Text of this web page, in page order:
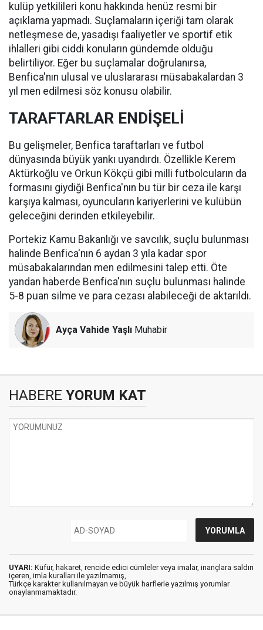
kulüp yetkilileri konu hakkında henüz resmi bir
açıklama yapmadı. Suçlamaların içeriği tam olarak
netleşmese de, yasadışı faaliyetler ve sportif etik
ihlalleri gibi ciddi konuların gündemde olduğu
belirtiliyor. Eğer bu suçlamalar doğrulanırsa,
Benfica'nın ulusal ve uluslararası müsabakalardan 3
yıl men edilmesi söz konusu olabilir.
TARAFTARLAR ENDİŞELİ
Bu gelişmeler, Benfica taraftarları ve futbol
dünyasında büyük yankı uyandırdı. Özellikle Kerem
Aktürkoğlu ve Orkun Kökçü gibi milli futbolcuların da
formasını giydiği Benfica'nın bu tür bir ceza ile karşı
karşıya kalması, oyuncuların kariyerlerini ve kulübün
geleceğini derinden etkileyebilir.
Portekiz Kamu Bakanlığı ve savcılık, suçlu bulunması
halinde Benfica'nın 6 aydan 3 yıla kadar spor
müsabakalarından men edilmesini talep etti. Öte
yandan haberde Benfica'nın suçlu bulunması halinde
5-8 puan silme ve para cezası alabileceği de aktarıldı.
Ayça Vahide Yaşlı Muhabir
HABERE YORUM KAT
UYARI: Küfür, hakaret, rencide edici cümleler veya imalar, inançlara saldırı
içeren, imla kuralları ile yazılmamış,
Türkçe karakter kullanılmayan ve büyük harflerle yazılmış yorumlar
onaylanmamaktadır.